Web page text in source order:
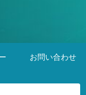
お問い合わせ